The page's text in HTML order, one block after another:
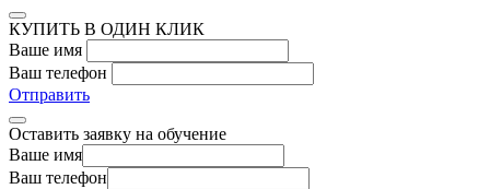
КУПИТЬ В ОДИН КЛИК
Ваше имя
Ваш телефон
Отправить
Оставить заявку на обучение
Ваше имя
Ваш телефон